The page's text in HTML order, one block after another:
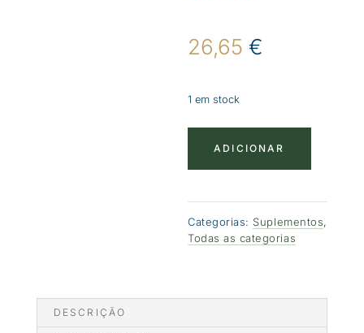
26,65 €
1 em stock
Extrato
raiz
de
rosa
ADICIONAR
Categorias: Suplementos,
Todas as categorias
DESCRIÇÃO